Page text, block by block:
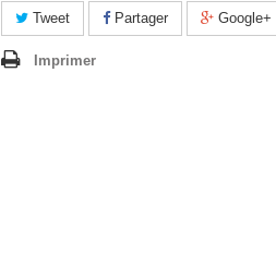
Tweet Partager Google+
Imprimer